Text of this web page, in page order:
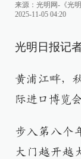
来源： 光明网-《光明
2025-11-05 04:20
光明日报记
黄浦江畔，
际进口博览
步入第八个
大门越开越